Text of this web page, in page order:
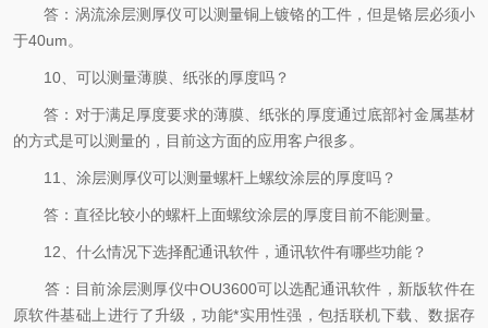
答：涡流涂层测厚仪可以测量铜上镀铬的工件，但是铬层必须小
于40um。
10、可以测量薄膜、纸张的厚度吗？
答：对于满足厚度要求的薄膜、纸张的厚度通过底部衬金属基材
的方式是可以测量的，目前这方面的应用客户很多。
11、涂层测厚仪可以测量螺杆上螺纹涂层的厚度吗？
答：直径比较小的螺杆上面螺纹涂层的厚度目前不能测量。
12、什么情况下选择配通讯软件，通讯软件有哪些功能？
答：目前涂层测厚仪中OU3600可以选配通讯软件，新版软件在
原软件基础上进行了升级，功能*实用性强，包括联机下载、数据存